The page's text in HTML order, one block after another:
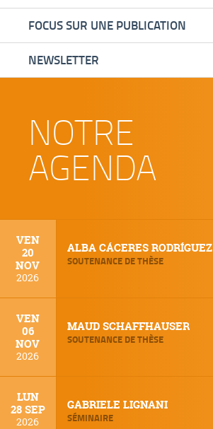
FOCUS SUR UNE PUBLICATION
NEWSLETTER
NOTRE
AGENDA
VEN
20
NOV
2026
ALBA CÁCERES RODRÍGUEZ
SOUTENANCE DE THÈSE
VEN
06
NOV
2026
MAUD SCHAFFHAUSER
SOUTENANCE DE THÈSE
LUN
28 SEP
2026
GABRIELE LIGNANI
SÉMINAIRE